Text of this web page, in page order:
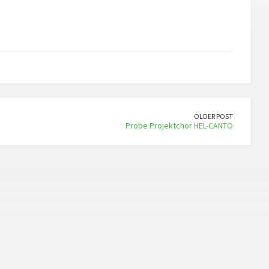
OLDER POST
Probe Projektchor HEL-CANTO